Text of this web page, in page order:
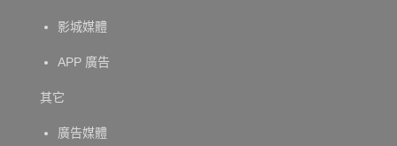
影城媒體
APP 廣告
其它
廣告媒體